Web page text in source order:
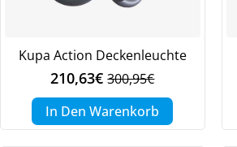
Kupa Action Deckenleuchte
300,95€
Ursprünglicher
Preis
war:
300,95€
210,63€Aktueller
Preis
ist:
210,63€.
In Den Warenkorb